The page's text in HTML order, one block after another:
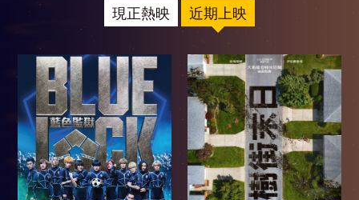
現正熱映 近期上映